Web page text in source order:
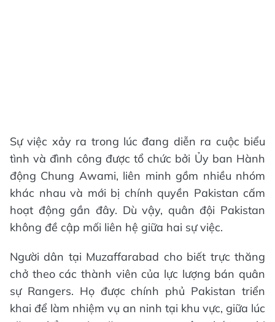
Sự việc xảy ra trong lúc đang diễn ra cuộc biểu
tình và đình công được tổ chức bởi Ủy ban Hành
động Chung Awami, liên minh gồm nhiều nhóm
khác nhau và mới bị chính quyền Pakistan cấm
hoạt động gần đây. Dù vậy, quân đội Pakistan
không đề cập mối liên hệ giữa hai sự việc.
Người dân tại Muzaffarabad cho biết trực thăng
chở theo các thành viên của lực lượng bán quân
sự Rangers. Họ được chính phủ Pakistan triển
khai để làm nhiệm vụ an ninh tại khu vực, giữa lúc